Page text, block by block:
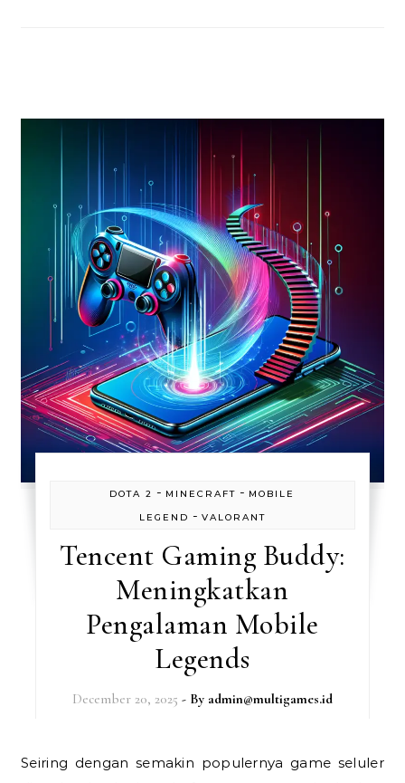
DOTA 2 - MINECRAFT - MOBILE
LEGEND - VALORANT
Tencent Gaming Buddy:
Meningkatkan
Pengalaman Mobile
Legends
December 20, 2025 - By admin@multigames.id
Seiring dengan semakin populernya game seluler